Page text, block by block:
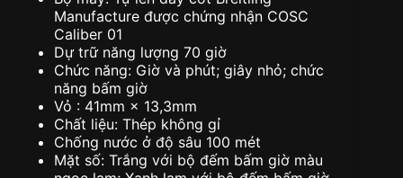
Manufacture được chứng nhận COSC
Caliber 01
Dự trữ năng lượng 70 giờ
Chức năng: Giờ và phút; giây nhỏ; chức
năng bấm giờ
Vỏ : 41mm × 13,3mm
Chất liệu: Thép không gỉ
Chống nước ở độ sâu 100 mét
Mặt số: Trắng với bộ đếm bấm giờ màu